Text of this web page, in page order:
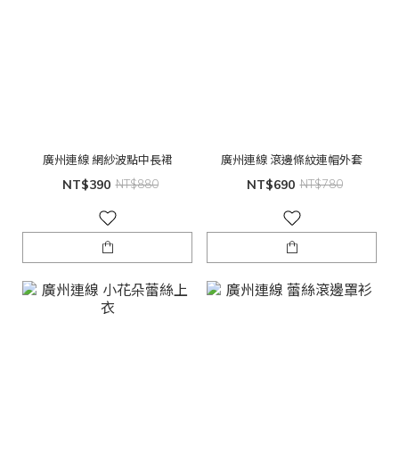
廣州連線 網紗波點中長裙
NT$390 NT$880
廣州連線 滾邊條紋連帽外套
NT$690 NT$780